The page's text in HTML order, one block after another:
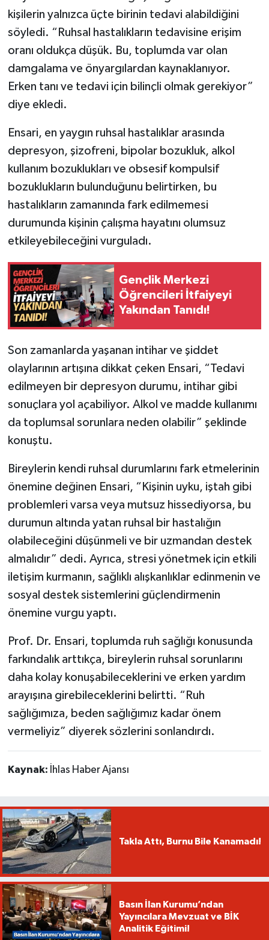
kişilerin yalnızca üçte birinin tedavi alabildiğini
söyledi. “Ruhsal hastalıkların tedavisine erişim
oranı oldukça düşük. Bu, toplumda var olan
damgalama ve önyargılardan kaynaklanıyor.
Erken tanı ve tedavi için bilinçli olmak gerekiyor”
diye ekledi.
Ensari, en yaygın ruhsal hastalıklar arasında
depresyon, şizofreni, bipolar bozukluk, alkol
kullanım bozuklukları ve obsesif kompulsif
bozuklukların bulunduğunu belirtirken, bu
hastalıkların zamanında fark edilmemesi
durumunda kişinin çalışma hayatını olumsuz
etkileyebileceğini vurguladı.
Gençlik Merkezi
Öğrencileri İtfaiyeyi
Yakından Tanıdı!
Son zamanlarda yaşanan intihar ve şiddet
olaylarının artışına dikkat çeken Ensari, “Tedavi
edilmeyen bir depresyon durumu, intihar gibi
sonuçlara yol açabiliyor. Alkol ve madde kullanımı
da toplumsal sorunlara neden olabilir” şeklinde
konuştu.
Bireylerin kendi ruhsal durumlarını fark etmelerinin
önemine değinen Ensari, “Kişinin uyku, iştah gibi
problemleri varsa veya mutsuz hissediyorsa, bu
durumun altında yatan ruhsal bir hastalığın
olabileceğini düşünmeli ve bir uzmandan destek
almalıdır” dedi. Ayrıca, stresi yönetmek için etkili
iletişim kurmanın, sağlıklı alışkanlıklar edinmenin ve
sosyal destek sistemlerini güçlendirmenin
önemine vurgu yaptı.
Prof. Dr. Ensari, toplumda ruh sağlığı konusunda
farkındalık arttıkça, bireylerin ruhsal sorunlarını
daha kolay konuşabileceklerini ve erken yardım
arayışına girebileceklerini belirtti. “Ruh
sağlığımıza, beden sağlığımız kadar önem
vermeliyiz” diyerek sözlerini sonlandırdı.
Kaynak: İhlas Haber Ajansı
Takla Attı, Burnu Bile Kanamadı!
Basın İlan Kurumu’ndan
Yayıncılara Mevzuat ve BİK
Analitik Eğitimi!